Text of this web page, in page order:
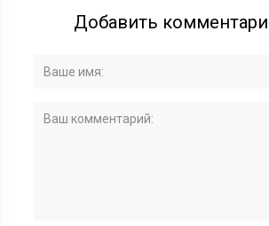
Добавить